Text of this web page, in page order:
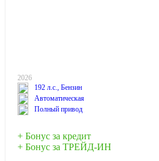
2026
192 л.с., Бензин
Автоматическая
Полный привод
+ Бонус за кредит
+ Бонус за ТРЕЙД-ИН